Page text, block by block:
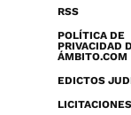
RSS
POLÍTICA DE
PRIVACIDAD
ÁMBITO.COM
EDICTOS
LICITACIONES